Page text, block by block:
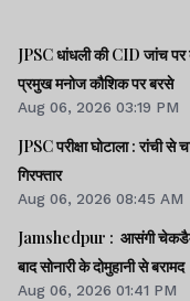
JPSC धांधली की CID जांच पर
प्रमुख मनोज कौशिक पर बरसे
Aug 06, 2026 03:19 PM
JPSC परीक्षा घोटाला :
गिरफ्तार
Aug 06, 2026 08:45 AM
Jamshedpur : आसंगी चेकडैम
बाद सोनारी के दोमुहानी से बरामद
Aug 06, 2026 01:41 PM